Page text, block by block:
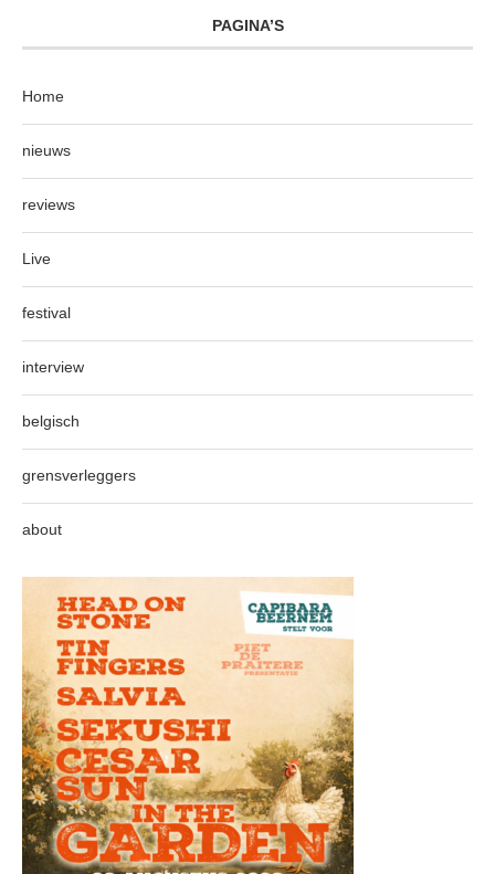
PAGINA’S
Home
nieuws
reviews
Live
festival
interview
belgisch
grensverleggers
about